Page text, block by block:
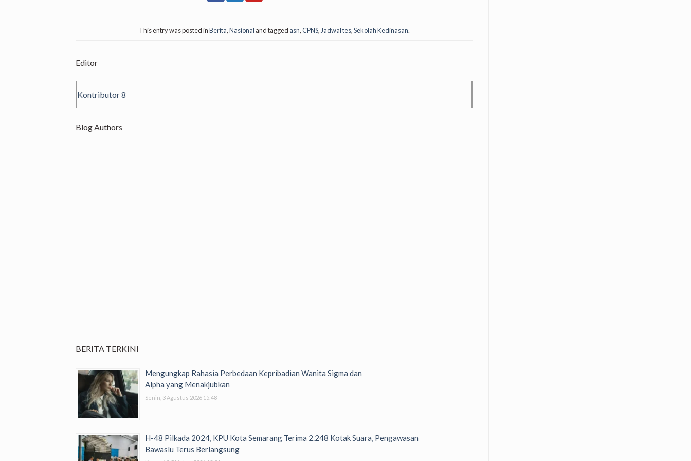
This entry was posted inBerita,Nasional and tagged asn,CPNS, Jadwal tes,Sekolah Kedinasan.
Editor
Kontributor 8
Blog Authors
BERITA TERKINI
Mengungkap Rahasia Perbedaan Kepribadian Wanita Sigma dan
Alpha yang Menakjubkan
Senin, 3 Agustus 2026 15:48
H-48 Pilkada 2024, KPU Kota Semarang Terima 2.248 Kotak Suara, Pengawasan
Bawaslu Terus Berlangsung